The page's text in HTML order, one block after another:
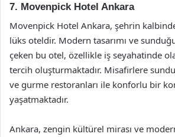
7. Movenpick Hotel Ankara
Movenpick Hotel Ankara, şehrin
lüks oteldir. Modern tasarımı ve
çeken bu otel, özellikle iş seyahatinde
tercih oluşturmaktadır. Misafirlere
ve gurme restoranları ile konforlu bir
yaşatmaktadır.
Ankara, zengin kültürel mirası ve